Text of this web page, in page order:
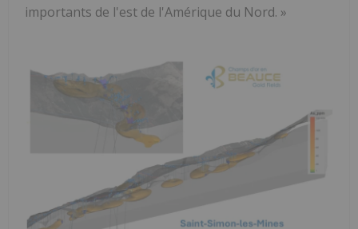
importants de l'est de l'Amérique du Nord. »